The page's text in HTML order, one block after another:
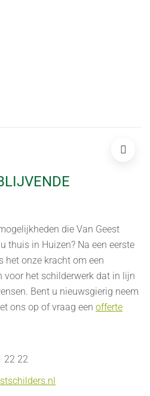
die Van Geest
thuis in Huizen? Na een eerste
het onze kracht om een
voor het schilderwerk dat in lijn
Bent u nieuwsgierig neem
ons op of vraag een offerte
22 22